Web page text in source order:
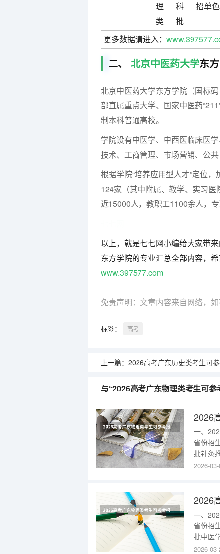
理
类
科
批
招单
更多数据请进入：
二、 北京中医药大学东
北京中医药大学东方学院（国标
部直属重点大学、国家中医药
制本科普通高校。
学院设有中医学、中西医临床医
技术、工商管理、市场营销、公
根据学院“培养应用型人才”定位
124家（其中附属、教学、实习
近15000人，教职工1100余人，
以上，就是七七网小编给大家带
东方学院的专业汇总全部内容，
www.397577.com
免责声明：文章内容来自网络，
标签： 高考
上一篇： 2026高考广东历史类考生可参考报北京中医药大学东方
与“2026高考广东物理类考生可
一、
省份招
批针灸
公共事
2026-
一、
省份招
批中医
色识别
2026-